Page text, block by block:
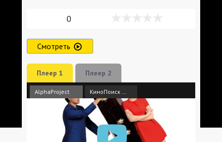
0
Смотреть
Плеер 1 Плеер 2
AlphaProject